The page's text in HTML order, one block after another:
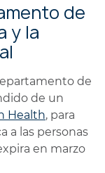
de
y la
de
de un
Health, para
a las personas
en marzo